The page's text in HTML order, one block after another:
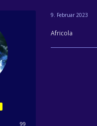
99
9. Februar 2023
Africola